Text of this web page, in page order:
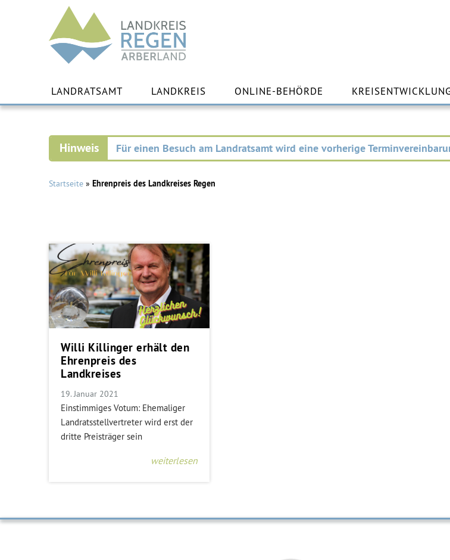
Landkreis
Regen
Inhalt
springen
LANDRATSAMT LANDKREIS ONLINE-BEHÖRDE
Für einen Besuch am Landratsamt wird eine vorherige
Startseite » Ehrenpreis des Landkreises Regen
Willi Killinger erhält den
Ehrenpreis des
Landkreises
19. Januar 2021
Einstimmiges Votum: Ehemaliger
Landratsstellvertreter wird erst der
dritte Preisträger sein
weiterlesen